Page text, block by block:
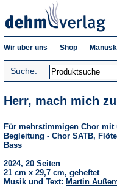
Wir über uns Shop
Suche:
Herr, mach mich
Für mehrstimmigen Chor mit
Begleitung - Chor SATB,
Bass
2024, 20 Seiten
21 cm x 29,7 cm, geheftet
Musik und Text: Martin